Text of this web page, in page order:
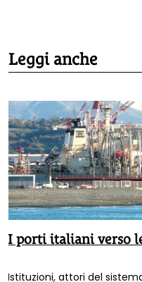
Leggi anche
I porti italiani verso
Istituzioni, attori del